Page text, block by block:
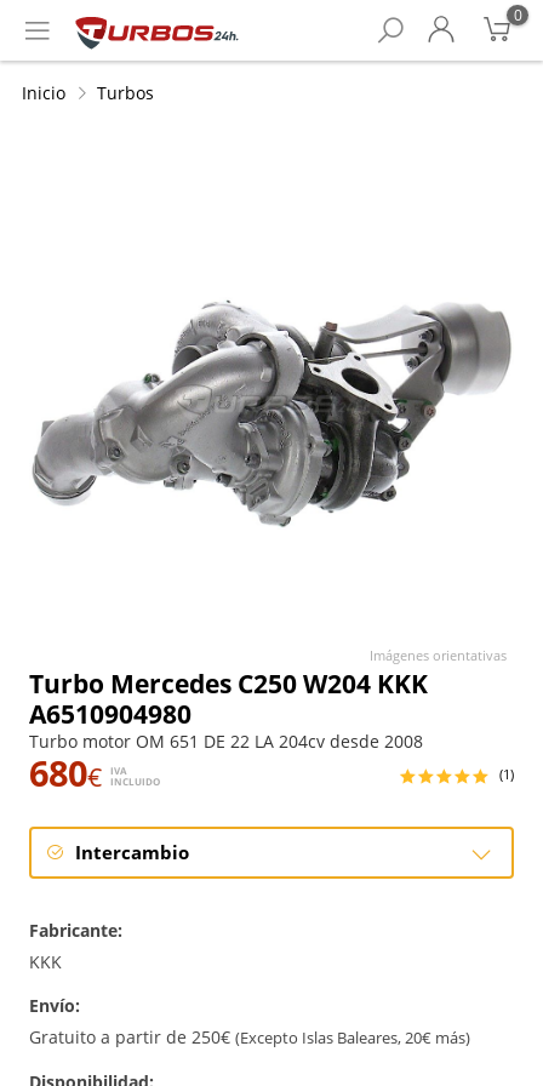
0
Inicio Turbos
Turbo Mercedes C250 W204 KKK
A6510904980
Turbo motor OM 651 DE 22 LA 204cv desde 2008
680€
IVA
INCLUIDO
(1)
Intercambio
Fabricante:
KKK
Envío:
Gratuito a partir de 250€ (Excepto Islas Baleares, 20€ más)
Imágenes orientativas